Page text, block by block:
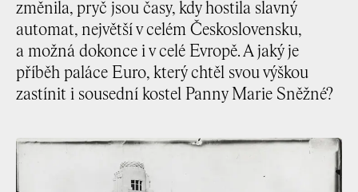
změnila, pryč jsou časy, kdy hostila slavný
automat, největší v celém Československu,
a možná dokonce i v celé Evropě. A jaký je
příběh paláce Euro, který chtěl svou výškou
zastínit i sousední kostel Panny Marie Sněžné?